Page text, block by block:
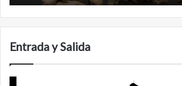
Entrada y Salida